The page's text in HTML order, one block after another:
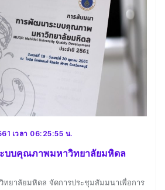
เวลา 06:25:55 น.
บบคุณภาพมหาวิทยาลัยมหิดล
ยาลัยมหิดล จัดการประชุมสัมมนาเพื่อการ